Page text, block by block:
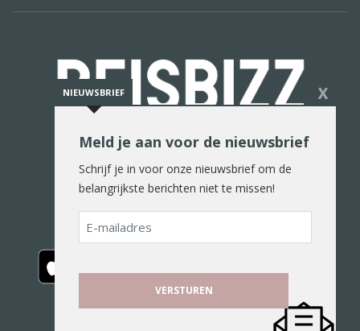
De reiswereld in woord en beeld
NIEUWSBRIEF X
Meld je aan voor de nieuwsbrief
Schrijf je in voor onze nieuwsbrief om de
belangrijkste berichten niet te missen!
E-
mailadres